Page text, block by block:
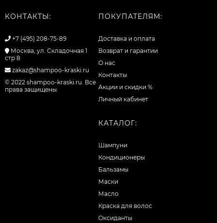
КОНТАКТЫ:
+7 (495) 208-75-89
Москва, ул. Складочная 1
стр 8
zakaz@shampoo-kraski.ru
© 2022 shampoo-kraski.ru. Все
права защищены.
ПОКУПАТЕЛЯМ:
Доставка и оплата
Возврат и гарантии
О нас
Контакты
Акции и скидки %
Личный кабинет
КАТАЛОГ:
Шампуни
Кондиционеры
Бальзамы
Маски
Масло
Краска для волос
Оксиданты